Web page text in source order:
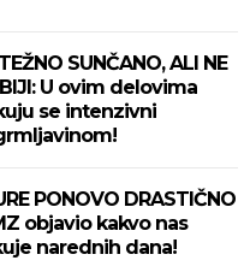
SUNČANO, ALI NE
U ovim delovima
se intenzivni
PONOVO DRASTIČNO
objavio kakvo nas
narednih dana!